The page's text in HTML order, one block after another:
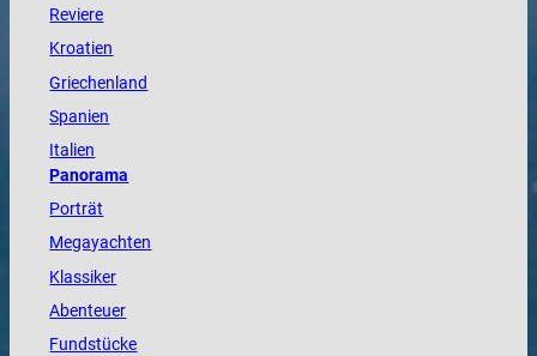
Reviere
Kroatien
Griechenland
Spanien
Italien
Panorama
Porträt
Megayachten
Klassiker
Abenteuer
Fundstücke